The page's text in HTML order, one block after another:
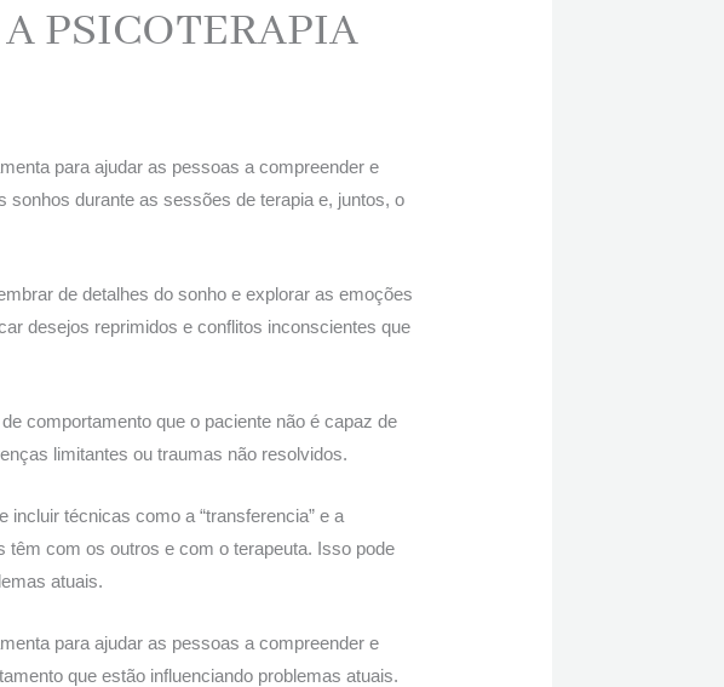
PSICOTERAPIA
para ajudar as pessoas a compreender e
durante as sessões de terapia e, juntos, o
de detalhes do sonho e explorar as emoções
desejos reprimidos e conflitos inconscientes que
comportamento que o paciente não é capaz de
limitantes ou traumas não resolvidos.
técnicas como a “transferencia” e a
têm com os outros e com o terapeuta. Isso pode
atuais.
para ajudar as pessoas a compreender e
que estão influenciando problemas atuais.